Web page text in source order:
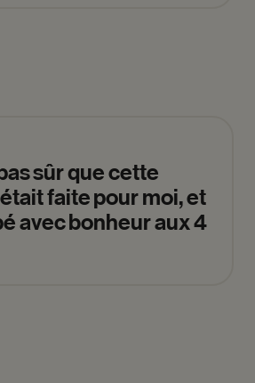
sûrquecette
étaitfaitepourmoi,et
avecbonheuraux4